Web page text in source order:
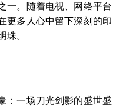
一。随着电视、网络平台
更多人心中留下深刻的印
珠。
：一场刀光剑影的盛世盛